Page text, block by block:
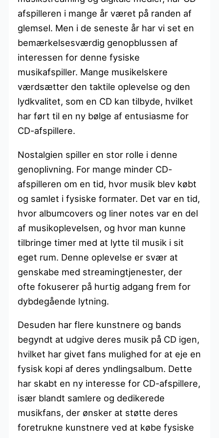
afspilleren i mange år været på randen af
glemsel. Men i de seneste år har vi set en
bemærkelsesværdig genopblussen af
interessen for denne fysiske
musikafspiller. Mange musikelskere
værdsætter den taktile oplevelse og den
lydkvalitet, som en CD kan tilbyde, hvilket
har ført til en ny bølge af entusiasme for
CD-afspillere.
Nostalgien spiller en stor rolle i denne
genoplivning. For mange minder CD-
afspilleren om en tid, hvor musik blev købt
og samlet i fysiske formater. Det var en tid,
hvor albumcovers og liner notes var en del
af musikoplevelsen, og hvor man kunne
tilbringe timer med at lytte til musik i sit
eget rum. Denne oplevelse er svær at
genskabe med streamingtjenester, der
ofte fokuserer på hurtig adgang frem for
dybdegående lytning.
Desuden har flere kunstnere og bands
begyndt at udgive deres musik på CD igen,
hvilket har givet fans mulighed for at eje en
fysisk kopi af deres yndlingsalbum. Dette
har skabt en ny interesse for CD-afspillere,
især blandt samlere og dedikerede
musikfans, der ønsker at støtte deres
foretrukne kunstnere ved at købe fysiske